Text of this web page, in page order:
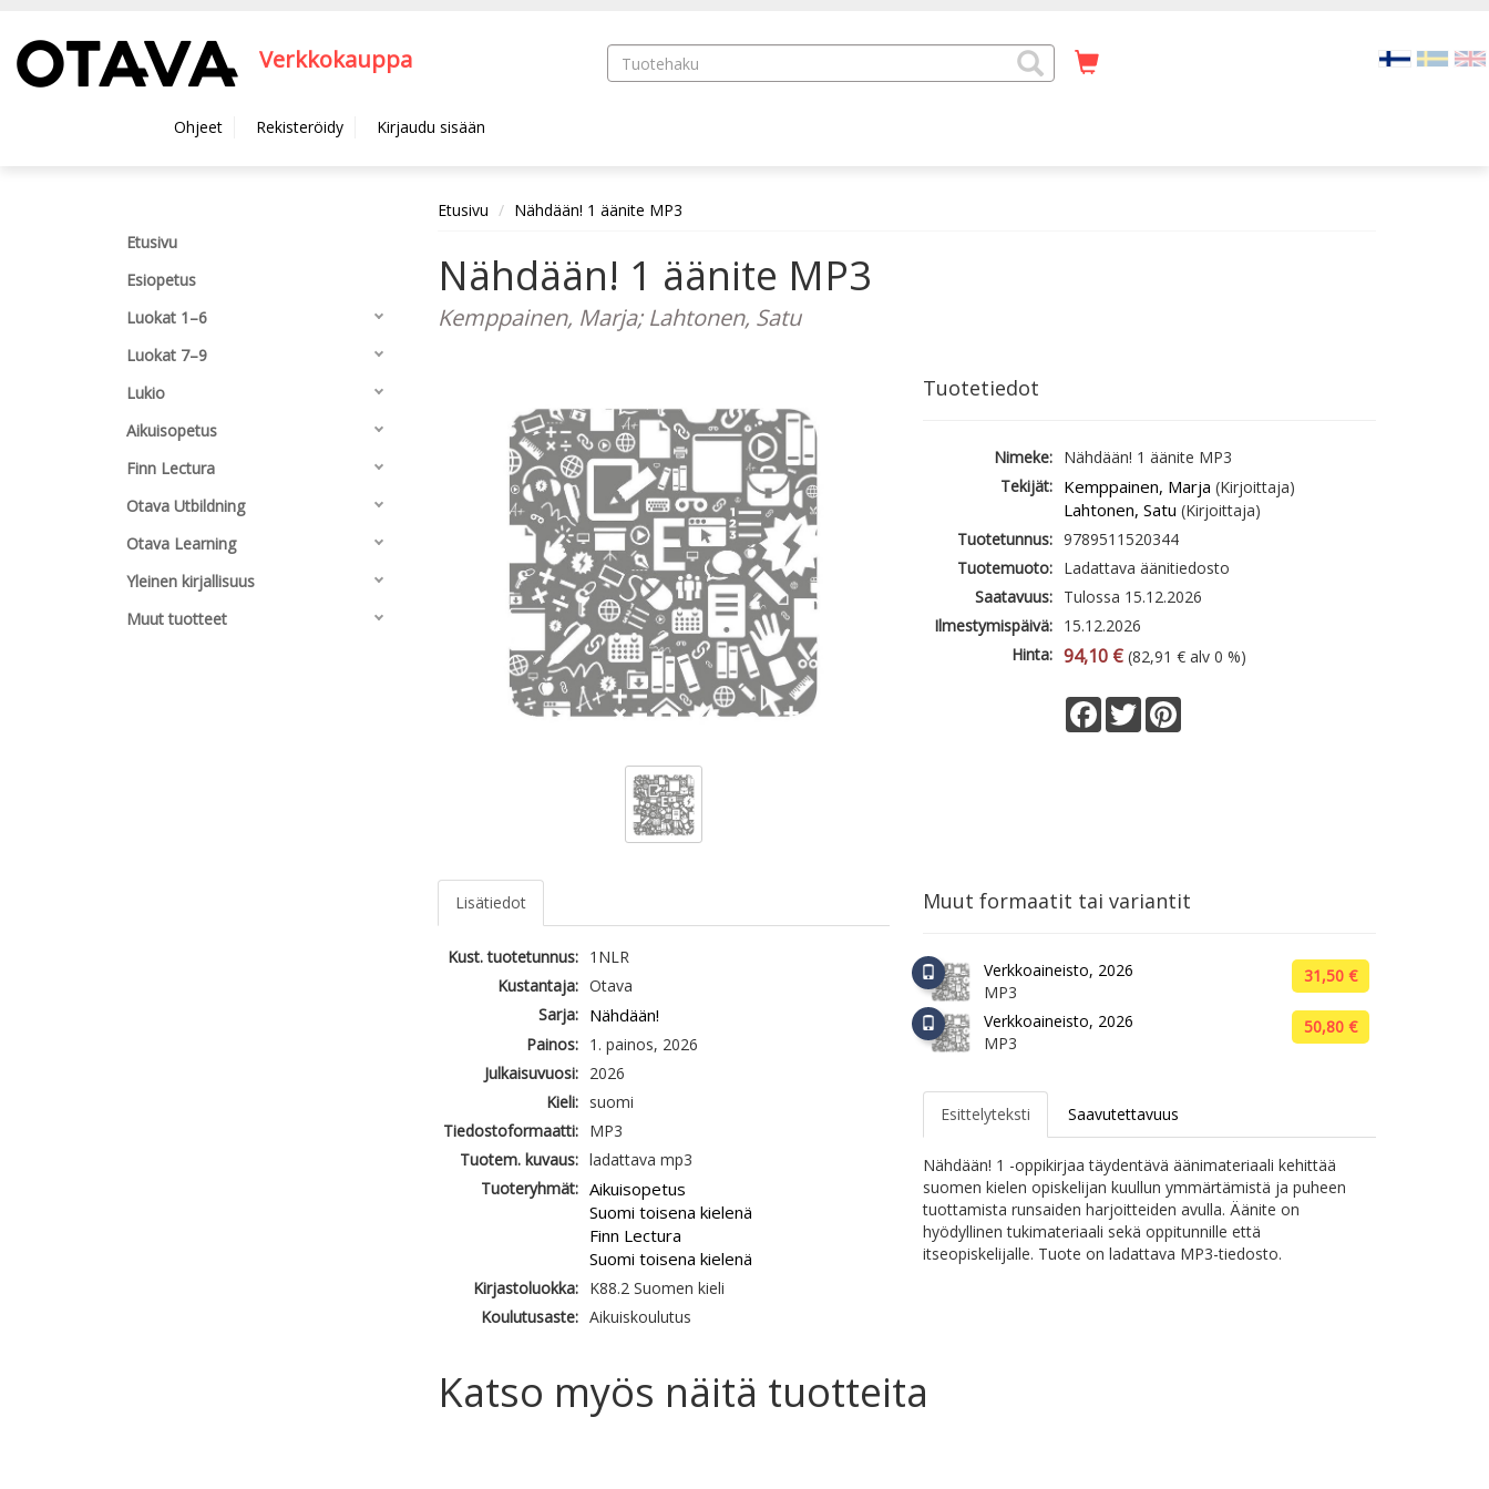
Verkkokauppa
Ohjeet Rekisteröidy Kirjaudu sisään
Etusivu
Esiopetus
Luokat 1–6
Luokat 7–9
Lukio
Aikuisopetus
Finn Lectura
Otava Utbildning
Otava Learning
Yleinen kirjallisuus
Muut tuotteet
Etusivu Nähdään! 1 äänite MP3
Nähdään! 1 äänite MP3
Kemppainen, Marja; Lahtonen, Satu
Tuotetiedot
Nimeke: Nähdään! 1 äänite MP3
Tekijät: Kemppainen, Marja (Kirjoittaja)
Lahtonen, Satu (Kirjoittaja)
Tuotetunnus: 9789511520344
Tuotemuoto: Ladattava äänitiedosto
Saatavuus: Tulossa 15.12.2026
Ilmestymispäivä: 15.12.2026
Hinta: 94,10 € (82,91 € alv 0 %)
Facebook
Twitter
Lisätiedot
Kust. tuotetunnus:
1NLR
Kustantaja: Otava
Sarja:
Nähdään!
Painos:
1. painos, 2026
Julkaisuvuosi:
2026
Kieli:
suomi
Tiedostoformaatti:
MP3
Tuotem. kuvaus: ladattava mp3
Tuoteryhmät: Aikuisopetus
Suomi toisena kielenä
Finn Lectura
Suomi toisena kielenä
Kirjastoluokka:
K88.2 Suomen kieli
Koulutusaste: Aikuiskoulutus
Muut formaatit tai variantit
Verkkoaineisto, 2026
MP3
31,50 €
Verkkoaineisto, 2026
MP3
50,80 €
Esittelyteksti Saavutettavuus
Nähdään! 1 -oppikirjaa täydentävä äänimateriaali kehittää
suomen kielen opiskelijan kuullun ymmärtämistä ja puheen
tuottamista runsaiden harjoitteiden avulla. Äänite on
hyödyllinen tukimateriaali sekä oppitunnille että
itseopiskelijalle. Tuote on ladattava MP3-tiedosto.
Katso myös näitä tuotteita